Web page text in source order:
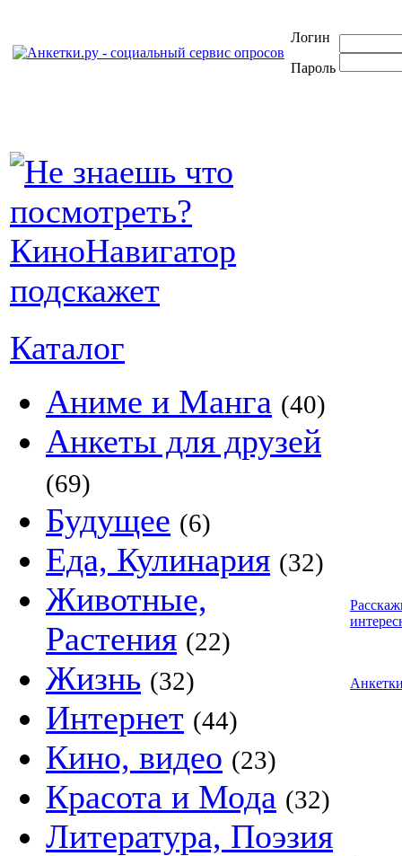
Логин
Пароль
Каталог
Аниме и Манга (40)
Анкеты для друзей
(69)
Будущее (6)
Еда, Кулинария (32)
Животные,
Растения (22)
Жизнь (32)
Интернет (44)
Кино, видео (23)
Красота и Мода (32)
Литература, Поэзия